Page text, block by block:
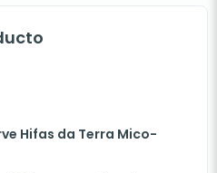
Hifas da Terra Mico-